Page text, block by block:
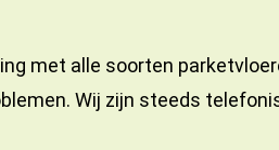
met alle soorten
Wij zijn steeds